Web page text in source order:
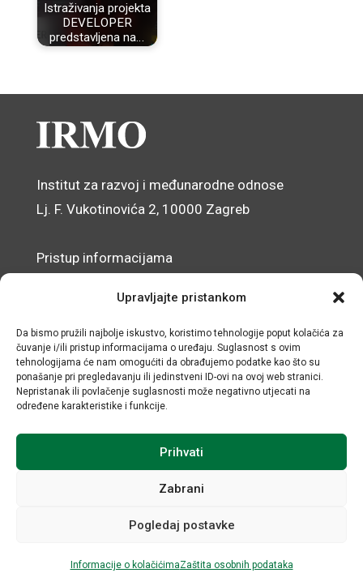
Upravljajte pristankom
Da bismo pružili najbolje iskustvo, koristimo tehnologije poput kolačića za
čuvanje i/ili pristup informacijama o uređaju. Suglasnost s ovim
tehnologijama će nam omogućiti da obrađujemo podatke kao što su
ponašanje pri pregledavanju ili jedinstveni ID-ovi na ovoj web stranici.
Nepristanak ili povlačenje suglasnosti može negativno utjecati na
određene karakteristike i funkcije.
Prihvati
Zabrani
Pogledaj postavke
Informacije o kolačićimaZaštita osobnih podataka
Istraživanja projekta
DEVELOPER
predstavljena na…
Institut za razvoj i međunarodne odnose
Lj. F. Vukotinovića 2, 10000 Zagreb
Pristup informacijama
Izjava o pristupačnosti mrežnog sjedišta
© IRMO – Impresum
OIB: 31120185175
Sva prava sadržana © Institut za razvoj i međunarodne
odnose / Razvoj i održavanje Negactive